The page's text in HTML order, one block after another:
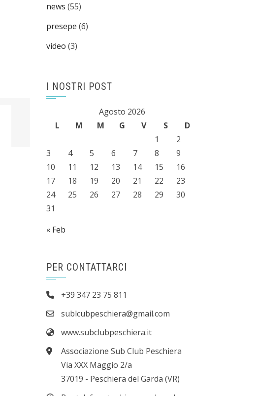
news (55)
presepe (6)
video (3)
I NOSTRI POST
Agosto 2026
L
M M G V S
D
1
2
3
4 5 6 7 8
9
10
11 12 13 14 15
16
17
18 19 20 21 22
23
24
25 26 27 28 29
30
31
« Feb
PER CONTATTARCI
+39 347 23 75 811
sublcubpeschiera@gmail.com
www.subclubpeschiera.it
Associazione Sub Club Peschiera
Via XXX Maggio 2/a
37019 - Peschiera del Garda (VR)